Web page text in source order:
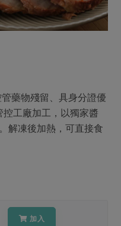
飲品
清潔
本土農糧
議題
藥物殘留、具身分證優
控工廠加工，以獨家醬
解凍後加熱，可直接食
加入